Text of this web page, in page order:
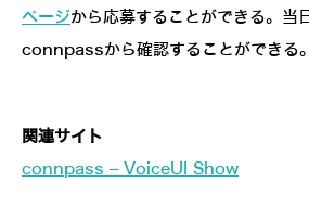
ページから応募することができる。当
connpassから確認することができる。
関連サイト
connpass – VoiceUI Show